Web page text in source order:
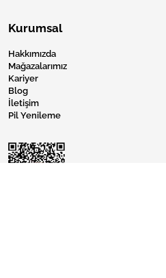
Kurumsal
Hakkımızda
Mağazalarımız
Kariyer
Blog
İletişim
Pil Yenileme